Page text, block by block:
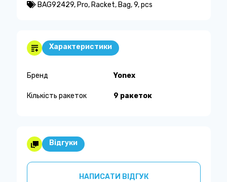
BAG92429, Pro, Racket, Bag,9,pcs
Характеристики
Бренд Yonex
Кількість ракеток 9 ракеток
Відгуки
НАПИСАТИ ВІДГУК